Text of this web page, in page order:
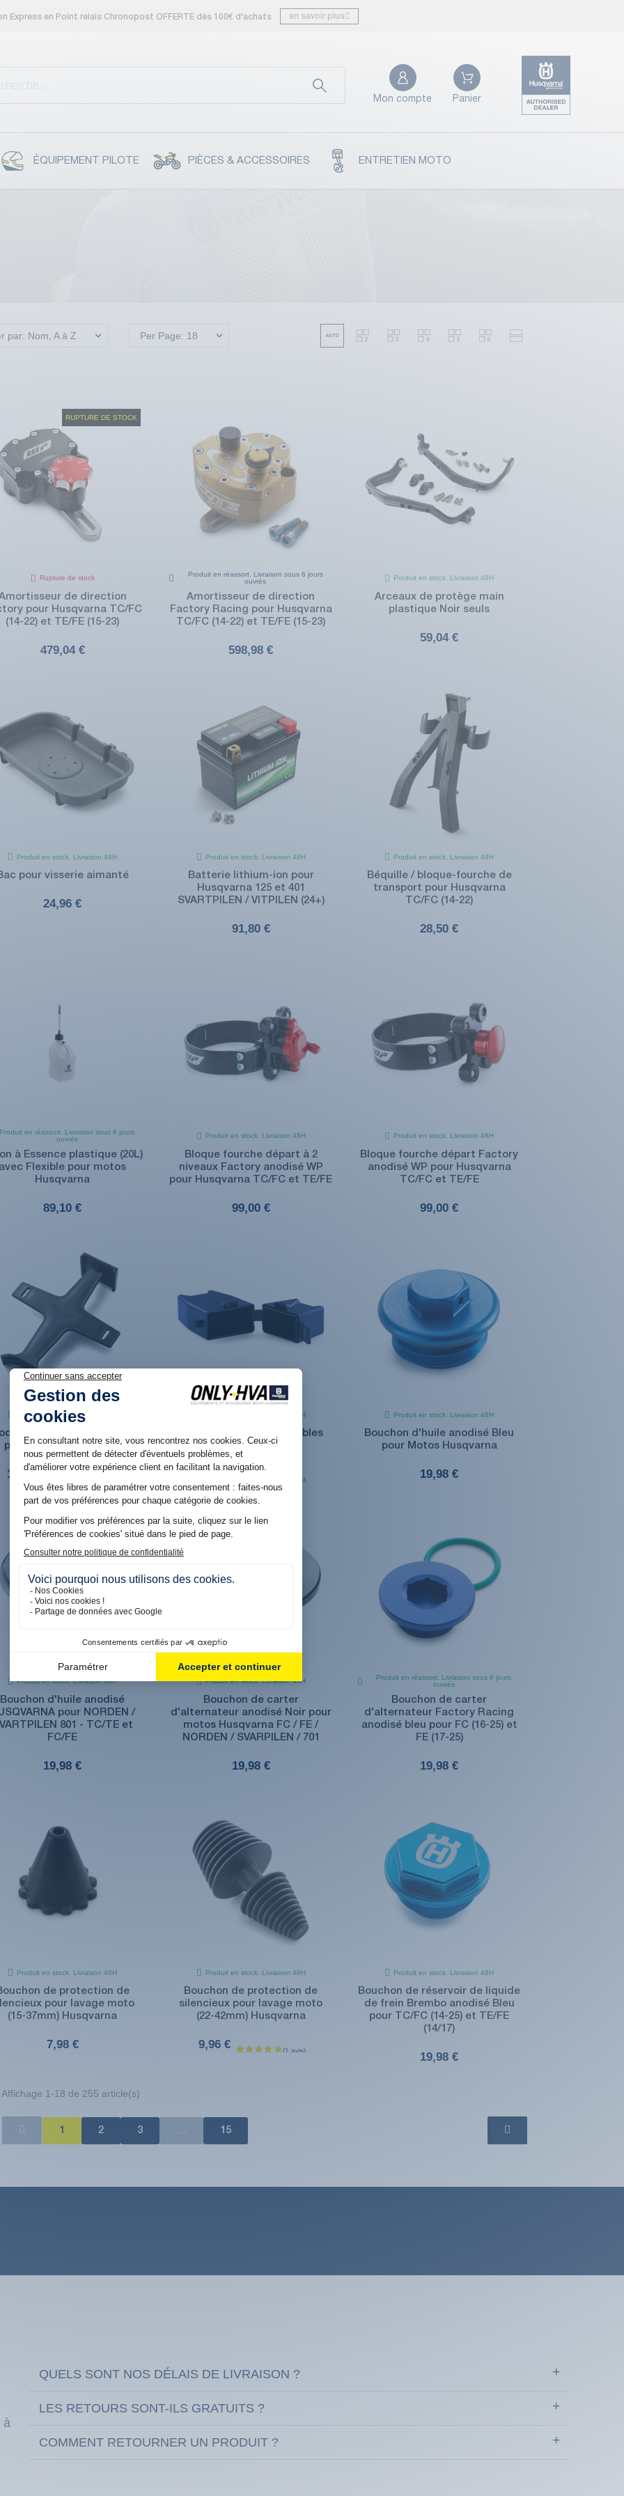
Express en Point relais Chronopost OFFERTE dès 100€ d'achats en savoir plus
Mon compte Panier
ÉQUIPEMENT PILOTE PIÈCES & ACCESSOIRES ENTRETIEN MOTO
par: Nom, A à Z Per Page: 18
RUPTURE DE STOCK
Rupture de stock
de direction
pour Husqvarna TC/FC
(14-22) et TE/FE (15-23)
479,04 €
Produit en réassort. Livraison sous 6 jours
ouvrés
Amortisseur de direction
Factory Racing pour Husqvarna
TC/FC (14-22) et TE/FE (15-23)
598,98 €
Produit en stock. Livraison 48H
Arceaux de protège main
plastique Noir seuls
59,04 €
Produit en stock. Livraison 48H
pour visserie aimanté
24,96 €
Produit en stock. Livraison 48H
Batterie lithium-ion pour
Husqvarna 125 et 401
SVARTPILEN / VITPILEN (24+)
91,80 €
Produit en stock. Livraison 48H
Béquille / bloque-fourche de
transport pour Husqvarna
TC/FC (14-22)
28,50 €
Produit en réassort. Livraison sous 6 jours
ouvrés
à Essence plastique (20L)
Flexible pour motos
Husqvarna
89,10 €
Produit en stock. Livraison 48H
Bloque fourche départ à 2
niveaux Factory anodisé WP
pour Husqvarna TC/FC et TE/FE
99,00 €
Produit en stock. Livraison 48H
Bloque fourche départ Factory
anodisé WP pour Husqvarna
TC/FC et TE/FE
99,00 €
Produit en stock. Livraison 48H
fourche de transport
pour motos Husqvarna
16,98 €
Produit en stock. Livraison 48H
Boîtier de bougie et fusibles
Husqvarna
5,94 €
Produit en stock. Livraison 48H
Bouchon d'huile anodisé Bleu
pour Motos Husqvarna
19,98 €
Produit en stock. Livraison 48H
Bouchon d'huile anodisé
pour NORDEN /
801 - TC/TE et
FC/FE
19,98 €
Produit en stock. Livraison 48H
Bouchon de carter
d'alternateur anodisé Noir pour
motos Husqvarna FC / FE /
NORDEN / SVARPILEN / 701
19,98 €
Produit en réassort. Livraison sous 6 jours
ouvrés
Bouchon de carter
d'alternateur Factory Racing
anodisé bleu pour FC (16-25) et
FE (17-25)
19,98 €
Produit en stock. Livraison 48H
de protection de
pour lavage moto
(15-37mm) Husqvarna
7,98 €
Produit en stock. Livraison 48H
Bouchon de protection de
silencieux pour lavage moto
(22-42mm) Husqvarna
9,96 €
Produit en stock. Livraison 48H
Bouchon de réservoir de liquide
de frein Brembo anodisé Bleu
pour TC/FC (14-25) et TE/FE
(14/17)
19,98 €
Affichage 1-18 de 255 article(s)
1 2 3 … 15
à
QUELS SONT NOS DÉLAIS DE LIVRAISON ?
LES RETOURS SONT-ILS GRATUITS ?
COMMENT RETOURNER UN PRODUIT ?